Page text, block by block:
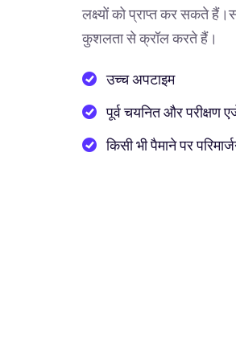
लक्ष्यों को प्राप्त कर सकते
कुशलता से क्रॉल करते हैं।
उच्च अपटाइम
पूर्व चयनित और परीक्षण
किसी भी पैमाने पर